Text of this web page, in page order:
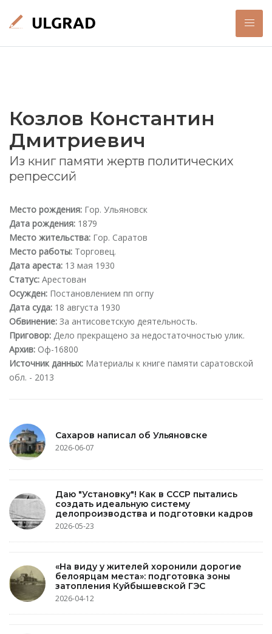
Козлов Константин
Дмитриевич
Из книг памяти жертв политических
репрессий
Место рождения: Гор. Ульяновск
Дата рождения: 1879
Место жительства: Гор. Саратов
Место работы: Торговец.
Дата ареста: 13 мая 1930
Статус: Арестован
Осужден: Постановлением пп огпу
Дата суда: 18 августа 1930
Обвинение: За антисоветскую деятельность.
Приговор: Дело прекращено за недостаточностью улик.
Архив: Оф-16800
Источник данных: Материалы к книге памяти саратовской
обл. - 2013
Сахаров написал об Ульяновске
2026-06-07
Даю "Установку"! Как в СССР пытались
создать идеальную систему
делопроизводства и подготовки кадров
2026-05-23
«На виду у жителей хоронили дорогие
белоярцам места»: подготовка зоны
затопления Куйбышевской ГЭС
2026-04-12